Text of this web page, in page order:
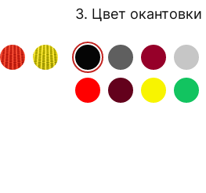
3. Цвет окантовки